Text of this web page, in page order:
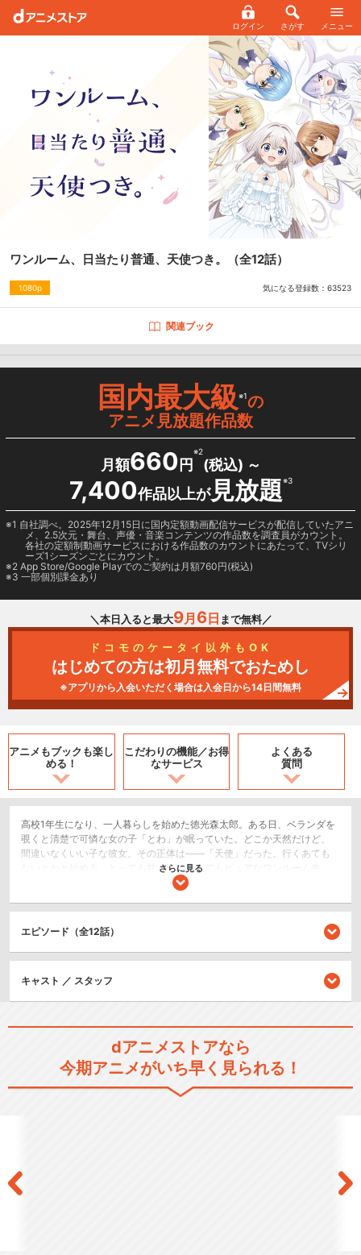
ログイン さがす メニュー
ワンルーム、日当たり普通、天使つき。 （全12話）
1080p 気になる登録数： 63523
関連ブック
国内最大級※1の
アニメ見放題作品数
月額660 円
※2
(税込) ～
7,400作品以上が見放題※3
1 自社調べ。2025年12月15日に国内定額動画配信サービスが配信していたアニ
メ、2.5次元・舞台、声優・音楽コンテンツの作品数を調査員がカウント。
各社の定額制動画サービスにおける作品数のカウントにあたって、TVシリ
ーズ1シーズンごとにカウント。
2 App Store/Google Playでのご契約は月額760円(税込)
3 一部個別課金あり
＼本日入ると最大9月 6日 まで無料／
ドコモのケータイ以外もOK
はじめての方は初月無料でおためし
※アプリから入会いただく場合は入会日から14日間無料
アニメもブックも楽し
める！
こだわりの機能／お得
なサービス
よくある
質問
高校1年生になり、一人暮らしを始めた徳光森太郎。ある日、ベランダを
覗くと清楚で可憐な女の子「とわ」が眠っていた。どこか天然だけど、
間違いなくいい子な彼女。その正体は――「天使」だった。行くあても
ないとわと始める、とっても甘くて、とってもピュアなワンルーム生
活。森太郎は、無垢な天使と少しずつ心を通わせていくけれど……。さら
居ラブコメ、開幕！
恋愛/ラブコメ
SF/ファンタジー
さらに見る
エピソード（全12話）
キャスト ／ スタッフ
dアニメストアなら
今期アニメがいち早く見られる！